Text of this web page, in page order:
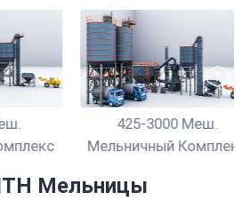
425-3000 Меш.
Мельничный Комплекс
Мельницы